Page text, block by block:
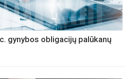
gynybos obligacijų palūkanų